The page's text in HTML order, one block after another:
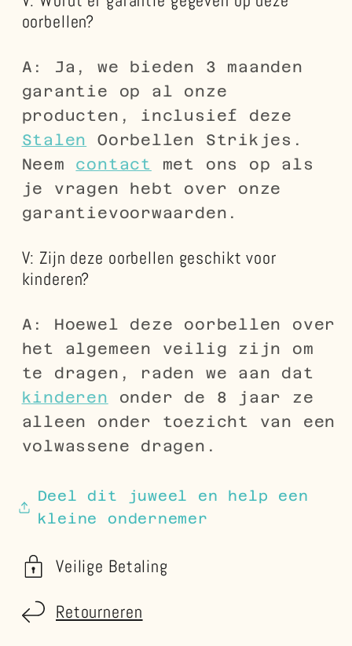
oorbellen?
A: Ja, we bieden 3 maanden
garantie op al onze
producten, inclusief deze
Stalen Oorbellen Strikjes.
Neem contact
met ons op als
je vragen hebt over onze
garantievoorwaarden.
V: Zijn deze oorbellen geschikt voor
kinderen?
A: Hoewel deze oorbellen over
het algemeen veilig zijn om
te dragen, raden we aan dat
kinderen onder de 8 jaar ze
alleen onder toezicht van een
volwassene dragen.
Deel dit juweel en help een
kleine ondernemer
Veilige Betaling
Retourneren